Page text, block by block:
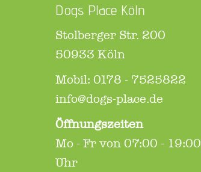
Dogs Place Köln
Stolberger Str. 200
50933 Köln
Mobil: 0178 - 7525822
info@dogs-place.de
Öffnungszeiten
Mo - Fr von 07:00 - 19:00
Uhr